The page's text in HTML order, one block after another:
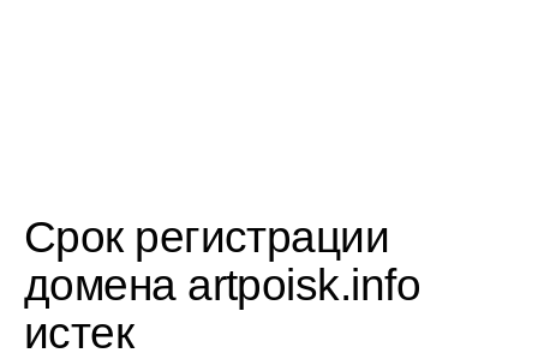
Срок регистрации
домена artpoisk.info
истек